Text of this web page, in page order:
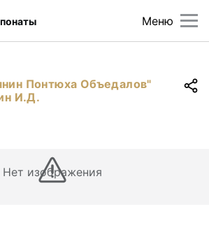
Меню
Понтюха Объедалов"
И.Д.
Нет изображения